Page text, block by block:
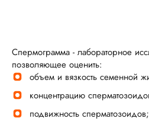
Спермограмма - лабораторное
позволяющее оценить:
объем и вязкость семенной
концентрацию
подвижность сперматозоидов;